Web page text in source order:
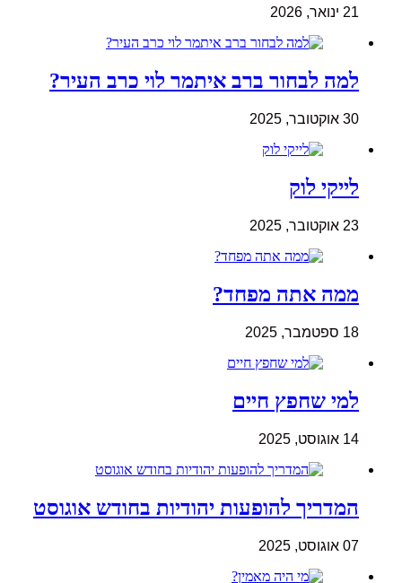
21 ינואר, 2026
למה לבחור ברב איתמר לוי כרב העיר?
30 אוקטובר, 2025
לייקי לוק
23 אוקטובר, 2025
ממה אתה מפחד?
18 ספטמבר, 2025
למי שחפץ חיים
14 אוגוסט, 2025
המדריך להופעות יהודיות בחודש אוגוסט
07 אוגוסט, 2025